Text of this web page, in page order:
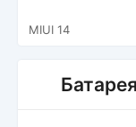
MIUI 14
Батарея